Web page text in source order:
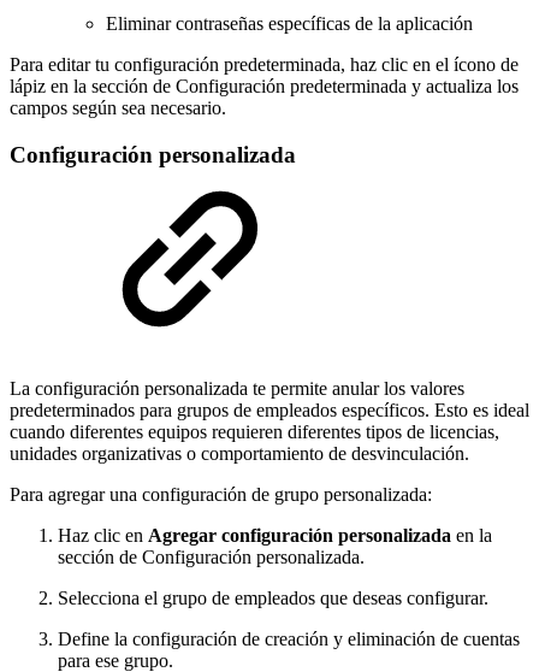
Eliminar contraseñas específicas de la aplicación
Para editar tu configuración predeterminada, haz clic en el ícono de
lápiz en la sección de Configuración predeterminada y actualiza los
campos según sea necesario.
Configuración personalizada
La configuración personalizada te permite anular los valores
predeterminados para grupos de empleados específicos. Esto es ideal
cuando diferentes equipos requieren diferentes tipos de licencias,
unidades organizativas o comportamiento de desvinculación.
Para agregar una configuración de grupo personalizada:
Haz clic en Agregar configuración personalizada en la
sección de Configuración personalizada.
Selecciona el grupo de empleados que deseas configurar.
Define la configuración de creación y eliminación de cuentas
para ese grupo.